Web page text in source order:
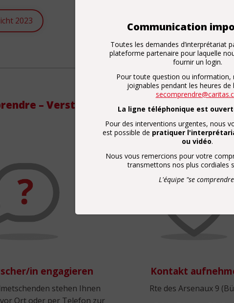
Communication
Toutes les demandes d’interprétariat
plateforme partenaire pour laquelle
fournir un login.
Pour toute question ou information,
joignables pendant les heures de
La ligne téléphonique est
Pour des interventions urgentes, nous
est possible de pratiquer
ou vidéo.
Nous vous remercions pour votre
transmettons nos plus cordiales
L'équipe "se
2023
– Verständigung für alle" hilft Ihnen
in engagieren
stehen Ihnen
Ort oder per Telefon zur
Kontakt
Rte des Arsenaux 9